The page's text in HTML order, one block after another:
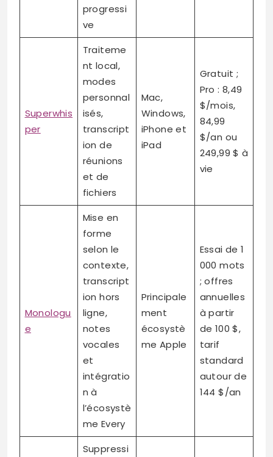
progressi
ve
Superwhis
per
Traiteme
nt local,
modes
personnal
isés,
transcript
ion de
réunions
et de
fichiers
Mac,
Windows,
iPhone et
iPad
Gratuit ;
Pro : 8,49
$/mois,
84,99
$/an ou
249,99 $ à
vie
Monologu
e
Mise en
forme
selon le
contexte,
transcript
ion hors
ligne,
notes
vocales
et
intégratio
n à
l’écosystè
me Every
Principale
ment
écosystè
me Apple
Essai de 1
000 mots
; offres
annuelles
à partir
de 100 $,
tarif
standard
autour de
144 $/an
Suppressi